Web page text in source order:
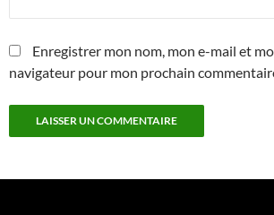
Enregistrer mon nom, mon e-mail et
navigateur pour mon prochain